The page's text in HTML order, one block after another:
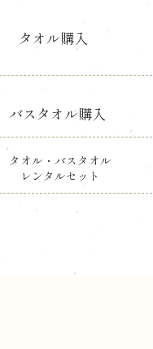
タオル購入
​バスタオル購入
タオル・バスタオル
​レンタルセット